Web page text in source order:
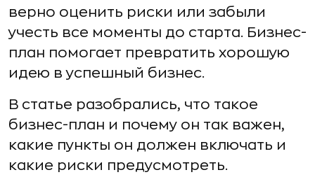
верно оценить риски или забыли
учесть все моменты до старта. Бизнес-
план помогает превратить хорошую
идею в успешный бизнес.
В статье разобрались, что такое
бизнес-план и почему он так важен,
какие пункты он должен включать и
какие риски предусмотреть.